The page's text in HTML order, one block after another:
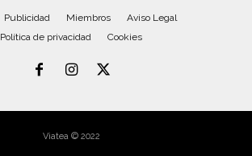
Publicidad Miembros
Aviso Legal
Política de privacidad
Cookies
Viatea © 2022